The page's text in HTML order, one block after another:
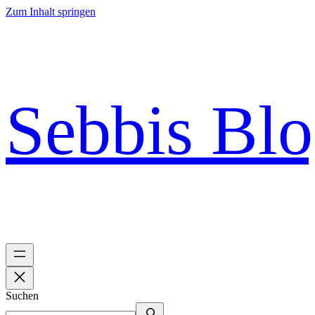
Zum Inhalt springen
Sebbis
Suchen